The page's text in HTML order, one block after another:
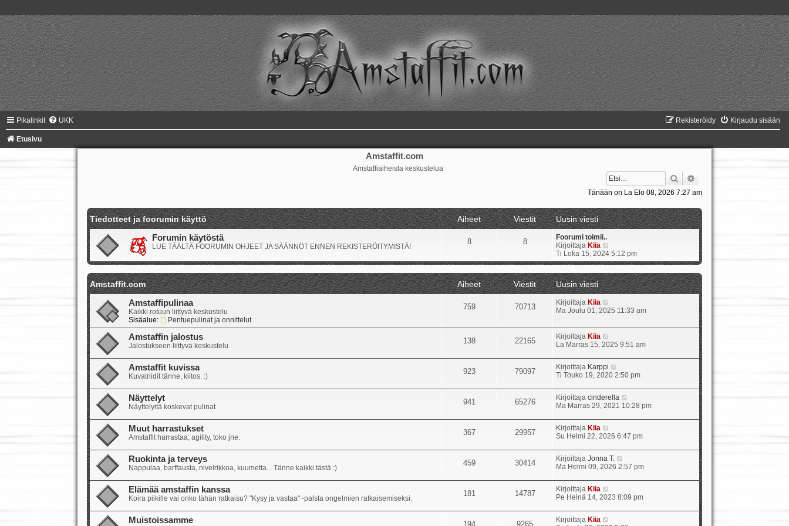
Pikalinkit UKK Kirjaudu sisään
Rekisteröidy
Etusivu
Amstaffit.com
Amstaffiaiheista keskustelua
Etsi
Tänään on La Elo 08, 2026 7:27 am
Tiedotteet ja foorumin käyttö Aiheet Viestit
Uusin viesti
Forumin käytöstä
LUE TÄÄLTÄ FOORUMIN OHJEET JA SÄÄNNÖT ENNEN REKISTERÖITYMISTÄ!
8 8
Foorumi toimii..
KirjoittajaKiia
ä
y
ä
u
u
i
v
e
t
Ti Loka 15, 2024 5:12 pm
Amstaffit.com Aiheet Viestit
Uusin viesti
Amstaffipulinaa
Kaikki rotuun liittyvä keskustelu
Sisäalue:
Pentuepulinat ja onnittelut
759 70713 KirjoittajaKiia
ä
t
u
s
n
i
e
s
Ma Joulu 01, 2025 11:33 am
Amstaffin jalostus
Jalostukseen liittyvä keskustelu
138 22165 KirjoittajaKiia
ä
t
ä
u
s
i
n
v
e
t
i
La Marras 15, 2025 9:51 am
Amstaffit kuvissa
Kuvatriidit tänne, kiitos. :)
923 79097 Kirjoittaja Karppi
ä
t
ä
u
i
n
v
i
e
t
Ti Touko 19, 2020 2:50 pm
Näyttelyt
Näyttelyitä koskevat pulinat
941 65276 Kirjoittajacinderella
ä
t
u
i
n
v
e
t
Ma Marras 29, 2021 10:28 pm
Muut harrastukset
Amstaffit harrastaa; agility, toko jne.
367 29957 KirjoittajaKiia
ä
t
ä
u
i
n
v
Su Helmi 22, 2026 6:47 pm
Ruokinta ja terveys
Nappulaa, barffausta, nivelrikkoa, kuumetta... Tänne kaikki tästä :)
459 30414 KirjoittajaJonna T.
ä
t
u
i
Ma Helmi 09, 2026 2:57 pm
Elämää amstaffin kanssa
Koira piikille vai onko tähän ratkaisu? "Kysy ja vastaa" -palsta ongelmien ratkaisemiseksi.
181 14787 KirjoittajaKiia
ä
t
Pe Heinä 14, 2023 8:09 pm
Muistoissamme 194 9265 KirjoittajaKiia